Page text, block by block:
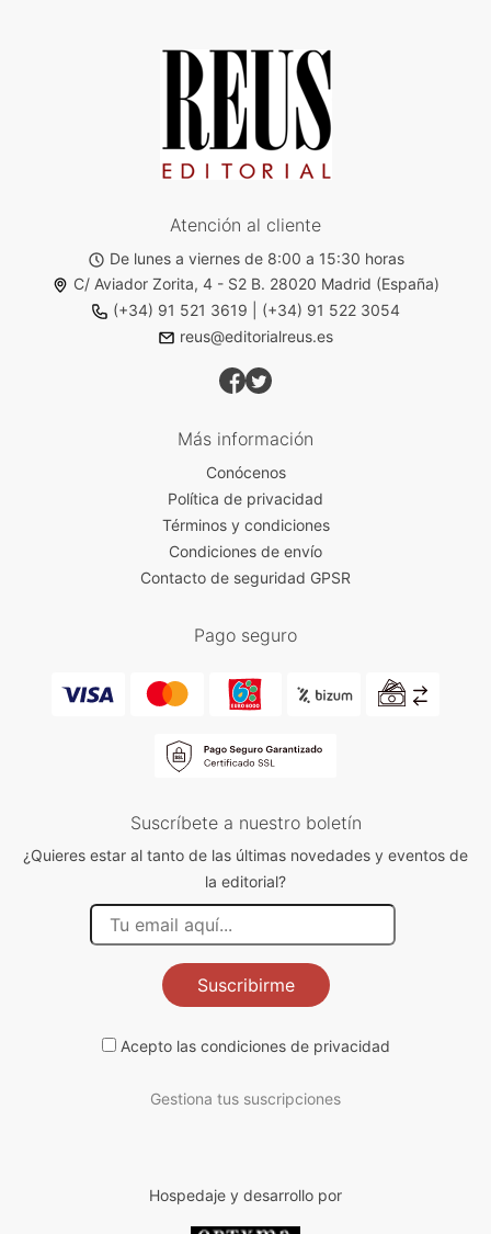
Atención al cliente
De lunes a viernes de 8:00 a 15:30 horas
C/ Aviador Zorita, 4 - S2 B. 28020 Madrid (España)
(+34) 91 521 3619
(+34) 91 522 3054
reus@editorialreus.es
Más información
Conócenos
Política de privacidad
Términos y condiciones
Condiciones de envío
Contacto de seguridad GPSR
Pago seguro
Suscríbete a nuestro boletín
¿Quieres estar al tanto de las últimas novedades y eventos de
la editorial?
Suscribirme
Acepto las condiciones de privacidad
Gestiona tus suscripciones
Hospedaje y desarrollo por